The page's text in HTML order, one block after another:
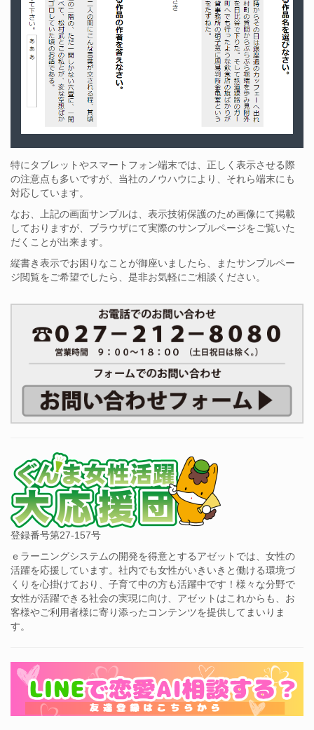
特にタブレットやスマートフォン端末では、正しく表示させる際
の注意点も多いですが、当社のノウハウにより、それら端末にも
対応しています。
なお、上記の画面サンプルは、表示技術保護のため画像にて掲載
しておりますが、ブラウザにて実際のサンプルページをご覧いた
だくことが出来ます。
縦書き表示でお困りなことが御座いましたら、またサンプルペー
ジ閲覧をご希望でしたら、是非お気軽にご相談ください。
登録番号第27-157号
ｅラーニングシステムの開発を得意とするアゼットでは、女性の
活躍を応援しています。社内でも女性がいきいきと働ける環境づ
くりを心掛けており、子育て中の方も活躍中です！様々な分野で
女性が活躍できる社会の実現に向け、アゼットはこれからも、お
客様やご利用者様に寄り添ったコンテンツを提供してまいりま
す。